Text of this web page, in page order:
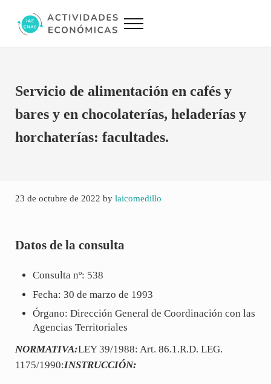
Actividades Económicas IAE CNAE
Menu
Servicio de alimentación en cafés y
bares y en chocolaterías, heladerías y
horchaterías: facultades.
23 de octubre de 2022 by laicomedillo
Datos de la consulta
Consulta nº: 538
Fecha: 30 de marzo de 1993
Órgano: Dirección General de Coordinación con las
Agencias Territoriales
NORMATIVA:LEY 39/1988: Art. 86.1.R.D. LEG.
1175/1990:INSTRUCCIÓN: